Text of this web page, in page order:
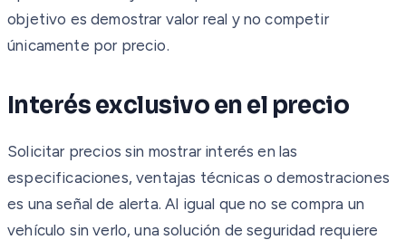
objetivo es demostrar valor real y no competir
únicamente por precio.
Interés exclusivo en el precio
Solicitar precios sin mostrar interés en las
especificaciones, ventajas técnicas o demostraciones
es una señal de alerta. Al igual que no se compra un
vehículo sin verlo, una solución de seguridad requiere